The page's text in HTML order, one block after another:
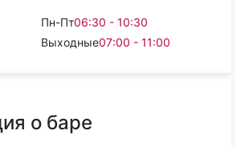
Пн-Пт06:30 - 10:30
Выходные07:00 - 11:00
о баре